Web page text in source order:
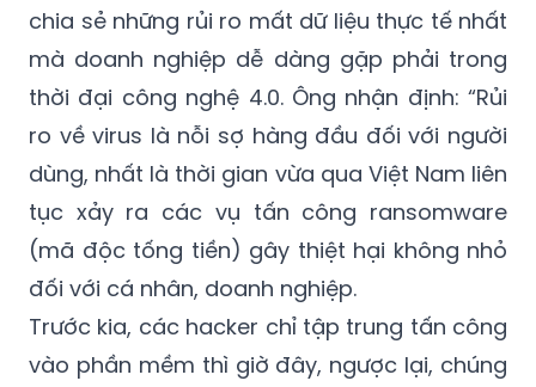
chia sẻ những rủi ro mất dữ liệu thực tế nhất
mà doanh nghiệp dễ dàng gặp phải trong
thời đại công nghệ 4.0. Ông nhận định: “Rủi
ro về virus là nỗi sợ hàng đầu đối với người
dùng, nhất là thời gian vừa qua Việt Nam liên
tục xảy ra các vụ tấn công ransomware
(mã độc tống tiền) gây thiệt hại không nhỏ
đối với cá nhân, doanh nghiệp.
Trước kia, các hacker chỉ tập trung tấn công
vào phần mềm thì giờ đây, ngược lại, chúng